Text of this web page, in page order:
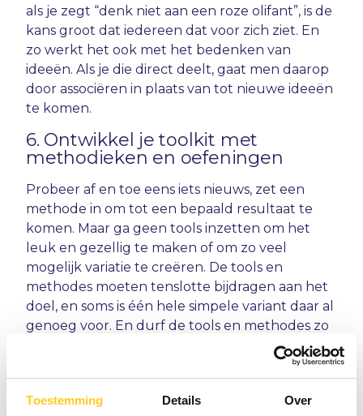
Toestemming Details Over
als je zegt “denk niet aan een roze olifant”, is de
kans groot dat iedereen dat voor zich ziet. En
zo werkt het ook met het bedenken van
ideeën. Als je die direct deelt, gaat men daarop
door associëren in plaats van tot nieuwe ideeën
te komen.
6. Ontwikkel je toolkit met
methodieken en oefeningen
Probeer af en toe eens iets nieuws, zet een
methode in om tot een bepaald resultaat te
komen. Maar ga geen tools inzetten om het
leuk en gezellig te maken of om zo veel
mogelijk variatie te creëren. De tools en
methodes moeten tenslotte bijdragen aan het
doel, en soms is één hele simpele variant daar al
genoeg voor. En durf de tools en methodes zo
aan te passen dat ze voor jou en het doel
7. Luisteren en doorvragen